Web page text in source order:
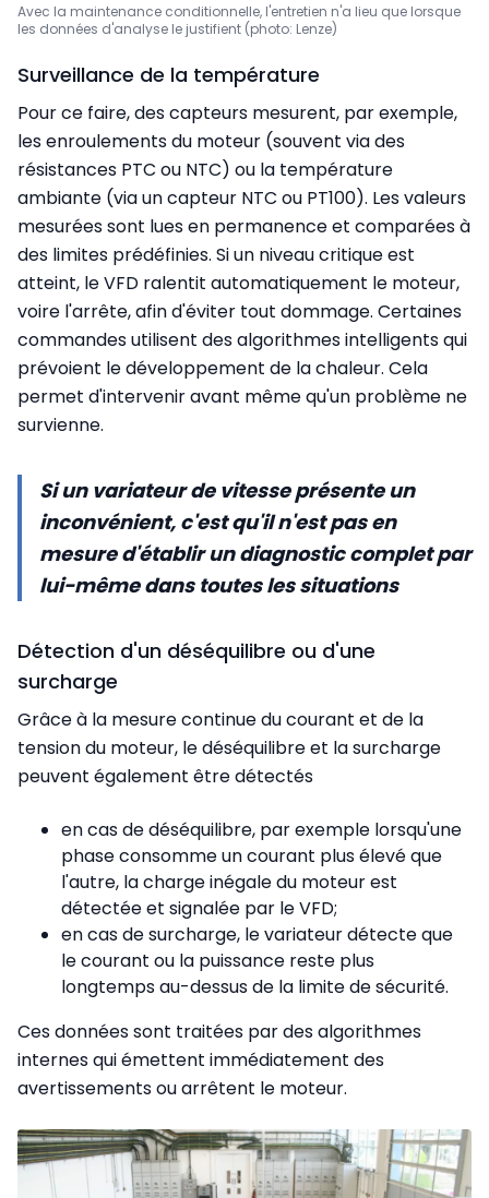
Avec la maintenance conditionnelle, l'entretien n'a lieu que lorsque
les données d'analyse le justifient (photo: Lenze)
Surveillance de la température
Pour ce faire, des capteurs mesurent, par exemple,
les enroulements du moteur (souvent via des
résistances PTC ou NTC) ou la température
ambiante (via un capteur NTC ou PT100). Les valeurs
mesurées sont lues en permanence et comparées à
des limites prédéfinies. Si un niveau critique est
atteint, le VFD ralentit automatiquement le moteur,
voire l'arrête, afin d'éviter tout dommage. Certaines
commandes utilisent des algorithmes intelligents qui
prévoient le développement de la chaleur. Cela
permet d'intervenir avant même qu'un problème ne
survienne.
Si un variateur de vitesse présente un
inconvénient, c'est qu'il n'est pas en
mesure d'établir un diagnostic complet par
lui-même dans toutes les situations
Détection d'un déséquilibre ou d'une
surcharge
Grâce à la mesure continue du courant et de la
tension du moteur, le déséquilibre et la surcharge
peuvent également être détectés
en cas de déséquilibre, par exemple lorsqu'une
phase consomme un courant plus élevé que
l'autre, la charge inégale du moteur est
détectée et signalée par le VFD;
en cas de surcharge, le variateur détecte que
le courant ou la puissance reste plus
longtemps au-dessus de la limite de sécurité.
Ces données sont traitées par des algorithmes
internes qui émettent immédiatement des
avertissements ou arrêtent le moteur.